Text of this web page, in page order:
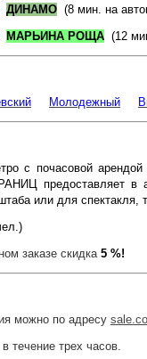
ДИНАМО (8 мин. на
МАРЬИНА РОЩА (12
Молодежный
с почасовой
предоставляет в
или для спектакля,
заказе скидка 5 %!
можно по адресу
течение трех часов.